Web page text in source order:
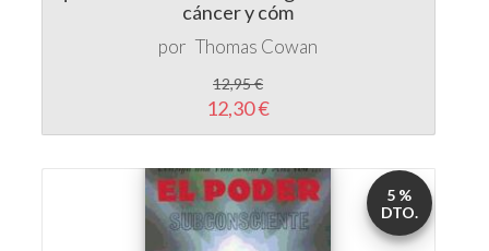
por Thomas Cowan
12,95 €
12,30 €
DTO.